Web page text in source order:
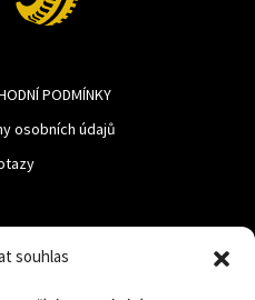
souhlas
PODMÍNKY
osobních údajů